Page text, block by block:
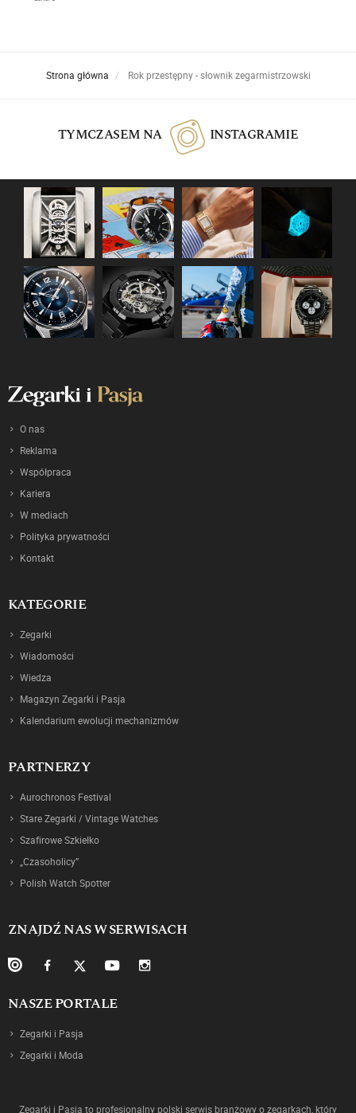
Strona główna Rok przestępny - słownik zegarmistrzowski
TYMCZASEM NA INSTAGRAMIE
O nas
Reklama
Współpraca
Kariera
W mediach
Polityka prywatności
Kontakt
KATEGORIE
Zegarki
Wiadomości
Wiedza
Magazyn Zegarki i Pasja
Kalendarium ewolucji mechanizmów
PARTNERZY
Aurochronos Festival
Stare Zegarki / Vintage Watches
Szafirowe Szkiełko
„Czasoholicy”
Polish Watch Spotter
ZNAJDŹ NAS W SERWISACH
NASZE PORTALE
Zegarki i Pasja
Zegarki i Moda
Zegarki i Pasja to profesjonalny polski serwis branżowy o zegarkach, który